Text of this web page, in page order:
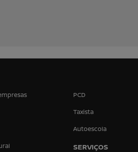
PCD
Taxista
Autoescola
SERVIÇOS